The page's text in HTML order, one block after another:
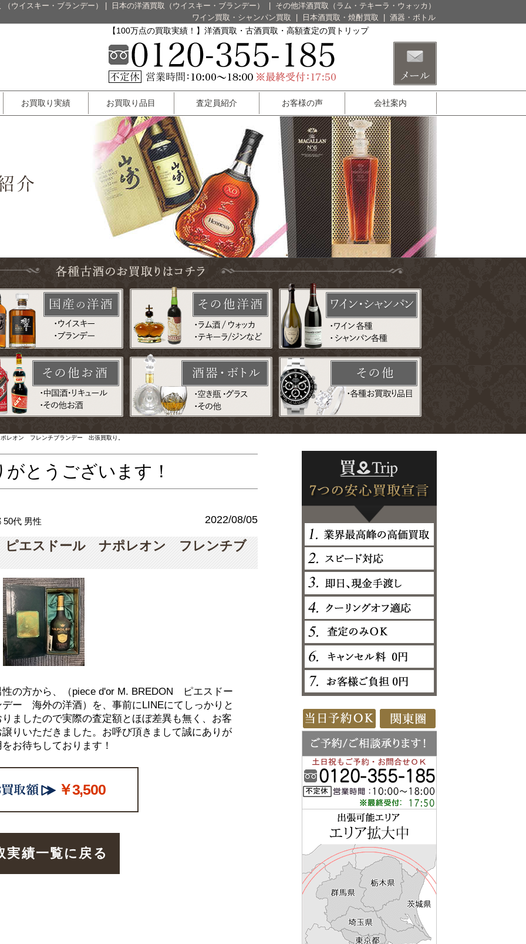
ウイスキー・ブランデー） 日本の洋酒買取（ウイスキー・ブランデー）
その他洋酒買取（ラム・テキーラ・ウォッカ）
ワイン買取・シャンパン買取
日本酒買取・焼酎買取 酒器・ボトル
【100万点の買取実績！】洋酒買取・古酒買取・高額査定の買トリップ
お買取り実績 お買取り品目 査定員紹介 お客様の声 会社案内
レオン フレンチブランデー 出張買取り。
とうございます！
50代 男性 2022/08/05
ピエスドール ナポレオン フレンチブ
の方から、（piece d'or M. BREDON ピエスドー
ー 海外の洋酒）を、事前にLINEにてしっかりと
ましたので実際の査定額とほぼ差異も無く、お客
りいただきました。お呼び頂きまして誠にありが
お待ちしております！
￥3,500
実績一覧に戻る